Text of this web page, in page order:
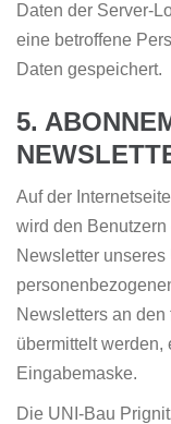
Daten der Server-
eine betroffene
Daten gespeichert.
5.
Auf der
wird den
Newsletter
Newsletters an
übermittelt werden,
Eingabemaske.
Die UNI-Bau